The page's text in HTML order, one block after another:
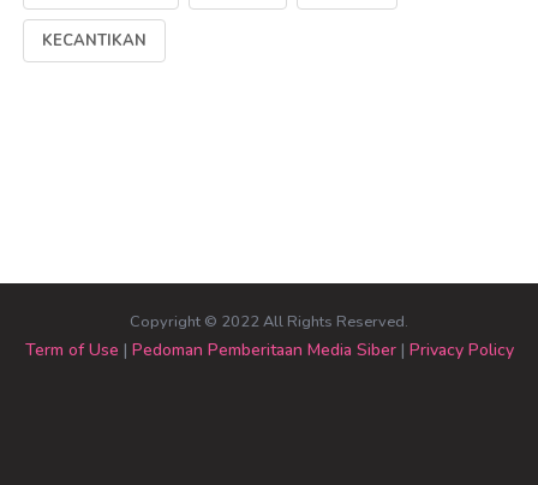
KECANTIKAN
Copyright © 2022 All Rights Reserved.
Term of Use | Pedoman Pemberitaan Media Siber| Privacy Policy